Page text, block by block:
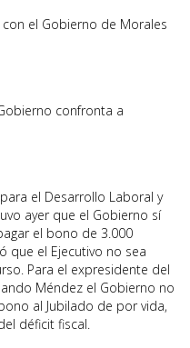
el Gobierno de Morales
confronta a
el Desarrollo Laboral y
ayer que el Gobierno sí
el bono de 3.000
que el Ejecutivo no sea
Para el expresidente del
Méndez el Gobierno no
al Jubilado de por vida,
déficit fiscal.